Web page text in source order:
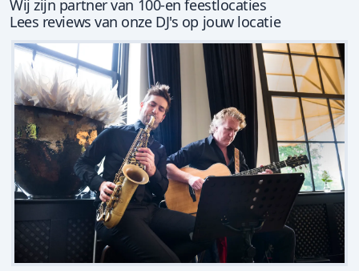
Wij zijn partner van 100-en feestlocaties
Lees reviews van onze DJ's op jouw locatie